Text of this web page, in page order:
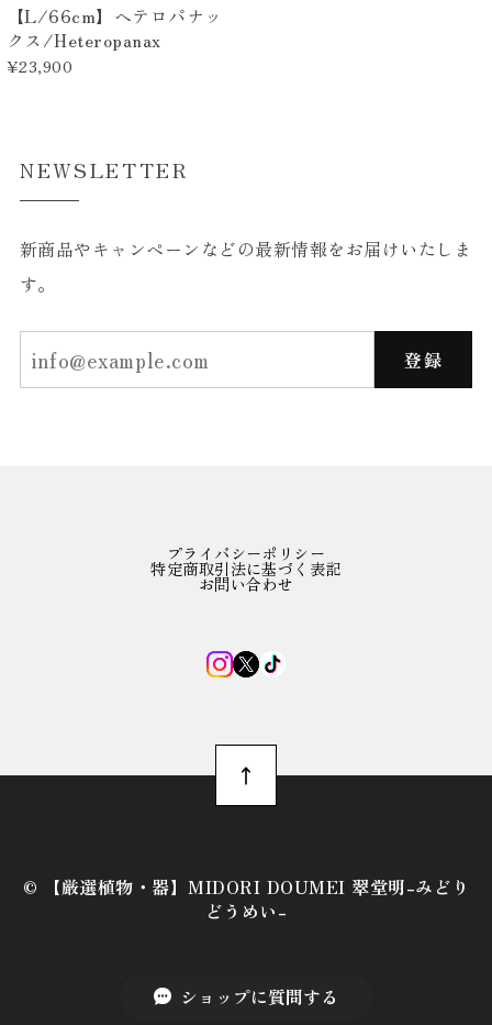
【L/66cm】ヘテロパナッ
クス/Heteropanax
¥23,900
NEWSLETTER
新商品やキャンペーンなどの最新情報をお届けいたしま
す。
登録
プライバシーポリシー
特定商取引法に基づく表記
お問い合わせ
©︎ 【厳選植物・器】MIDORI DOUMEI 翠堂明-みどり
どうめい-
ショップに質問する